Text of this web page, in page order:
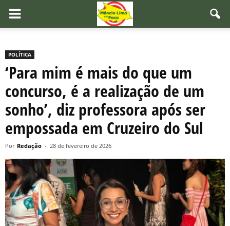
POLÍTICA
‘Para mim é mais do que um
concurso, é a realização de um
sonho’, diz professora após ser
empossada em Cruzeiro do Sul
Por Redação - 28 de fevereiro de 2026